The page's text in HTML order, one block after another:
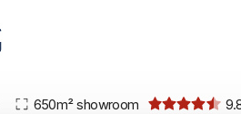
650m² showroom